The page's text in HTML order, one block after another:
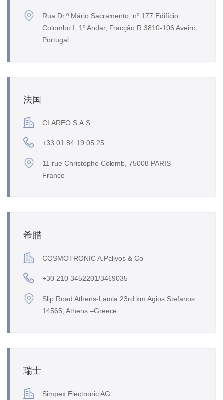
Rua Dr.º Mário Sacramento, nº 177 Edifício
Colombo I, 1º Andar, Fracção R 3810-106 Aveiro,
Portugal
法国
CLAREO S.A.S
+33 01 84 19 05 25
11 rue Christophe Colomb, 75008 PARIS –
France
希腊
COSMOTRONIC A.Palivos & Co
+30 210 3452201/3469035
Slip Road Athens-Lamia 23rd km Agios Stefanos
14565, Athens –Greece
瑞士
Simpex Electronic AG